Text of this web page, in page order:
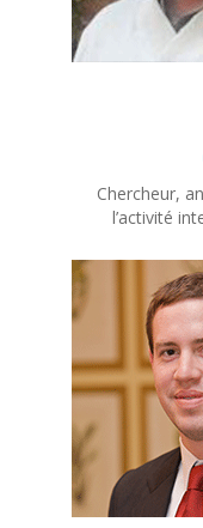
Chercheur,
l’activité